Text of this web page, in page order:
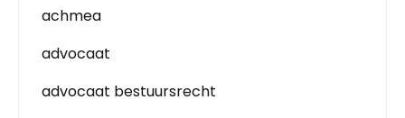
achmea
advocaat
advocaat bestuursrecht